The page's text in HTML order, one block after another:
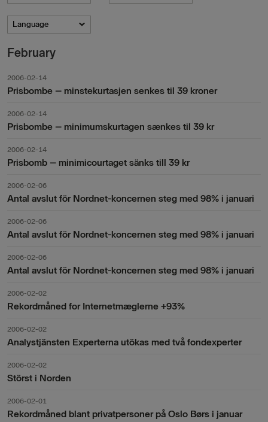
Language
February
2006-02-14
Prisbombe – minstekurtasjen senkes til 39 kroner
2006-02-14
Prisbombe – minimumskurtagen sænkes til 39 kr
2006-02-14
Prisbomb – minimicourtaget sänks till 39 kr
2006-02-06
Antal avslut för Nordnet-koncernen steg med 98% i januari
2006-02-06
Antal avslut för Nordnet-koncernen steg med 98% i januari
2006-02-06
Antal avslut för Nordnet-koncernen steg med 98% i januari
2006-02-02
Rekordmåned for Internetmæglerne +93%
2006-02-02
Analystjänsten Experterna utökas med två fondexperter
2006-02-02
Störst i Norden
2006-02-01
Rekordmåned blant privatpersoner på Oslo Børs i januar